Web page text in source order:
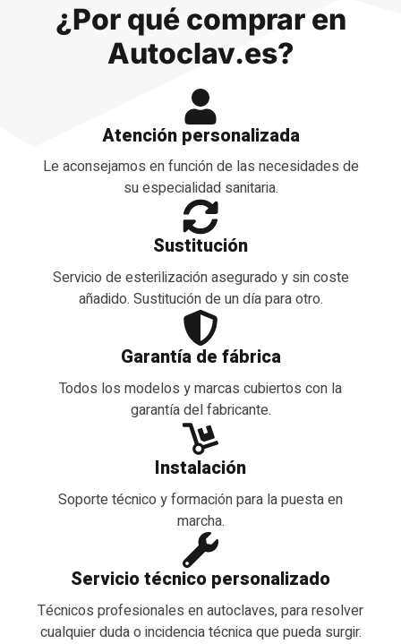
¿Por qué comprar en
Autoclav.es?
Atención personalizada
Le aconsejamos en función de las necesidades de
su especialidad sanitaria.
Sustitución
Servicio de esterilización asegurado y sin coste
añadido. Sustitución de un día para otro.
Garantía de fábrica
Todos los modelos y marcas cubiertos con la
garantía del fabricante.
Instalación
Soporte técnico y formación para la puesta en
marcha.
Servicio técnico personalizado
Técnicos profesionales en autoclaves, para resolver
cualquier duda o incidencia técnica que pueda surgir.